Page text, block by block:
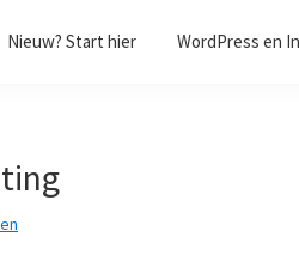
Nieuw? Start hier WordPress en